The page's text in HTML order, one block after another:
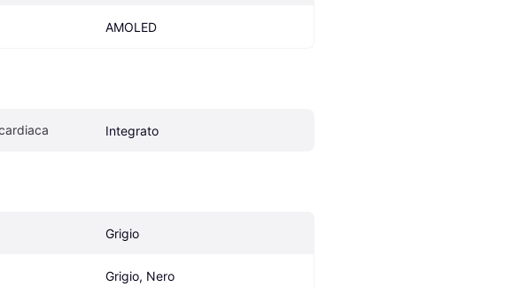
AMOLED
Integrato
Grigio
Grigio, Nero